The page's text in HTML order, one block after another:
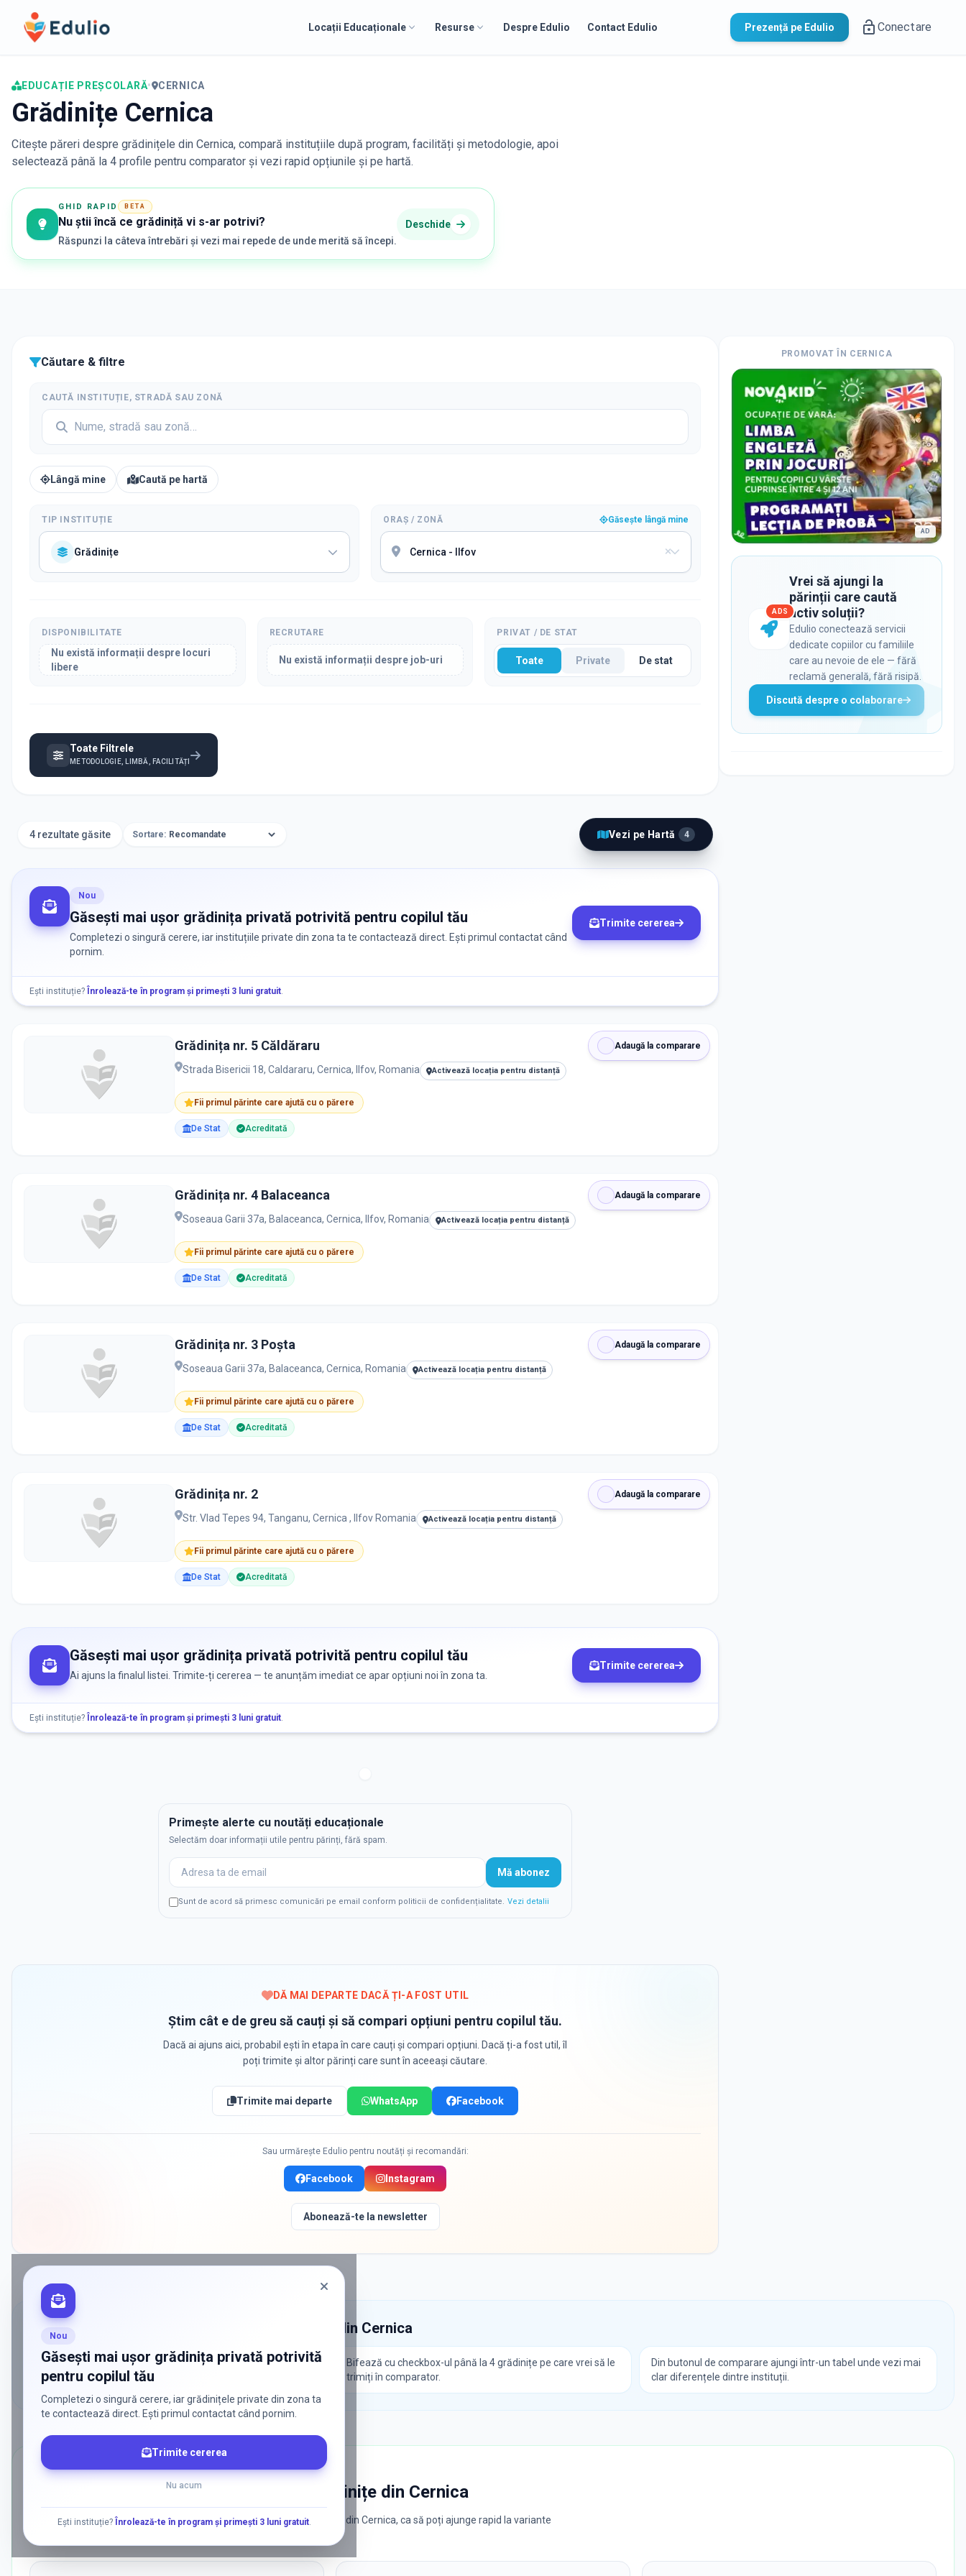
Edulio
Locații Educaționale Resurse Despre Edulio Contact Edulio Prezență pe Edulio Conectare
EDUCAȚIE PREȘCOLARĂ• CERNICA
Grădinițe Cernica
Citește păreri despre grădinițele din Cernica, compară instituțiile după program, facilități și metodologie, apoi
selectează până la 4 profile pentru comparator și vezi rapid opțiunile și pe hartă.
GHID RAPID BETA
Nu știi încă ce grădiniță vi s-ar potrivi?
Răspunzi la câteva întrebări și vezi mai repede de unde merită să începi.
Deschide
Căutare & filtre
CAUTĂ INSTITUȚIE, STRADĂ SAU ZONĂ
Lângă mine Caută pe hartă
TIP INSTITUȚIE
Grădinițe
ORAȘ / ZONĂ Găsește lângă mine
DISPONIBILITATE
Nu există informații despre locuri
libere
RECRUTARE
Nu există informații despre job-uri
PRIVAT / DE STAT
Toate Private De stat
Toate Filtrele
METODOLOGIE, LIMBĂ, FACILITĂȚI
4 rezultate găsite Sortare: Vezi pe Hartă 4
Nou
Găsești mai ușor grădinița privată potrivită pentru copilul tău
Completezi o singură cerere, iar instituțiile private din zona ta te contactează direct. Ești primul contactat când
pornim.
Trimite cererea
Ești instituție? Înrolează-te în program și primești 3 luni gratuit.
Adaugă la comparare
Grădinița nr. 5 Căldăraru
Strada Bisericii 18, Caldararu, Cernica, Ilfov, Romania Activează locația pentru distanță
Fii primul părinte care ajută cu o părere
De Stat Acreditată
Adaugă la comparare
Grădinița nr. 4 Balaceanca
Soseaua Garii 37a, Balaceanca, Cernica, Ilfov, Romania Activează locația pentru distanță
Fii primul părinte care ajută cu o părere
De Stat Acreditată
Adaugă la comparare
Grădinița nr. 3 Poşta
Soseaua Garii 37a, Balaceanca, Cernica, Romania Activează locația pentru distanță
Fii primul părinte care ajută cu o părere
De Stat Acreditată
Adaugă la comparare
Grădinița nr. 2
Str. Vlad Tepes 94, Tanganu, Cernica , Ilfov Romania Activează locația pentru distanță
Fii primul părinte care ajută cu o părere
De Stat Acreditată
Găsești mai ușor grădinița privată potrivită pentru copilul tău
Ai ajuns la finalul listei. Trimite-ți cererea — te anunțăm imediat ce apar opțiuni noi în zona ta.
Trimite cererea
Ești instituție? Înrolează-te în program și primești 3 luni gratuit.
Primește alerte cu noutăți educaționale
Selectăm doar informații utile pentru părinți, fără spam.
Mă abonez
Sunt de acord să primesc comunicări pe email conform politicii de confidențialitate. Vezi detalii
DĂ MAI DEPARTE DACĂ ȚI-A FOST UTIL
Știm cât e de greu să cauți și să compari opțiuni pentru copilul tău.
Dacă ai ajuns aici, probabil ești în etapa în care cauți și compari opțiuni. Dacă ți-a fost util, îl
poți trimite și altor părinți care sunt în aceeași căutare.
Trimite mai departe WhatsApp Facebook
Sau urmărește Edulio pentru noutăți și recomandări:
Facebook Instagram
Abonează-te la newsletter
Nou
Găsești mai ușor grădinița privată potrivită
pentru copilul tău
Completezi o singură cerere, iar grădinițele private din zona ta
te contactează direct. Ești primul contactat când pornim.
Trimite cererea
Nu acum
Ești instituție? Înrolează-te în program și primești 3 luni gratuit.
PROMOVAT ÎN CERNICA
AD
ADS
Vrei să ajungi la
părinții care caută
activ soluții?
Edulio conectează servicii
dedicate copiilor cu familiile
care au nevoie de ele — fără
reclamă generală, fără risipă.
Discută despre o colaborare
Cum folosești comparatorul pentru grădinițele din Cernica
Uită-te mai întâi la zonă, program și disponibilitatea locurilor,
apoi alege instituțiile relevante.
Bifează cu checkbox-ul până la 4 grădinițe pe care vrei să le
trimiți în comparator.
Din butonul de comparare ajungi într-un tabel unde vezi mai
clar diferențele dintre instituții.
CĂUTĂRI POPULARE
Ce caută părinții cel mai des pentru grădinițe din Cernica
Am grupat aici cele mai frecvente combinații de filtre pentru grădinițe din Cernica, ca să poți ajunge rapid la variante